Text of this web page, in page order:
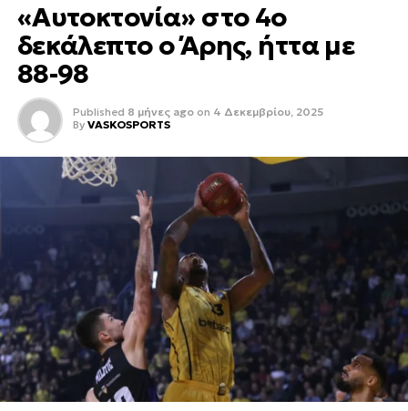
«Αυτοκτονία» στο 4ο
δεκάλεπτο ο Άρης, ήττα με
88-98
Published 8 μήνες ago on 4 Δεκεμβρίου, 2025
By VASKOSPORTS